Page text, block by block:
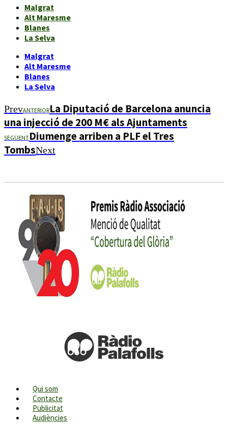
Malgrat
Alt Maresme
Blanes
La Selva
Malgrat
Alt Maresme
Blanes
La Selva
PrevANTERIORLa Diputació de Barcelona anuncia
una injecció de 200 M€ als Ajuntaments
SEGÜENTDiumenge arriben a PLF el Tres
TombsNext
Qui som
Contacte
Publicitat
Audiències